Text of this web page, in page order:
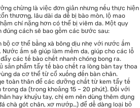
chừng là việc đơn giản nhưng nếu thực hiện
thương, lâu dài da dễ bị bào mòn, lộ mao
chí nặng hơn có thể bị viêm da. Một quy
cách sẽ bao gồm các bước sau:
bộ cơ thể bằng xà bông dịu nhẹ với nước ấm
Nước ấm sẽ giúp làm mềm da, giúp cho các lỗ
các tế bào chết nhanh chóng bong ra.
sản phẩm tẩy tế bào chết ra lòng bàn tay thoa
da cơ thể từ cổ xuống đến bàn chân.
toàn thân để các dưỡng chất từ kem tẩy tế
da (trong khoảng 15 – 20 phút). Đối với
hay khuỷu tay, chị em nên dùng thêm dụng
chà gót chân, xơ mướp…) để dễ dàng loại bỏ